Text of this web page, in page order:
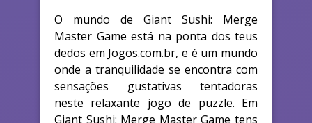
O mundo de Giant Sushi: Merge
Master Game está na ponta dos teus
dedos em Jogos.com.br, e é um mundo
onde a tranquilidade se encontra com
sensações gustativas tentadoras
neste relaxante jogo de puzzle. Em
Giant Sushi: Merge Master Game tens